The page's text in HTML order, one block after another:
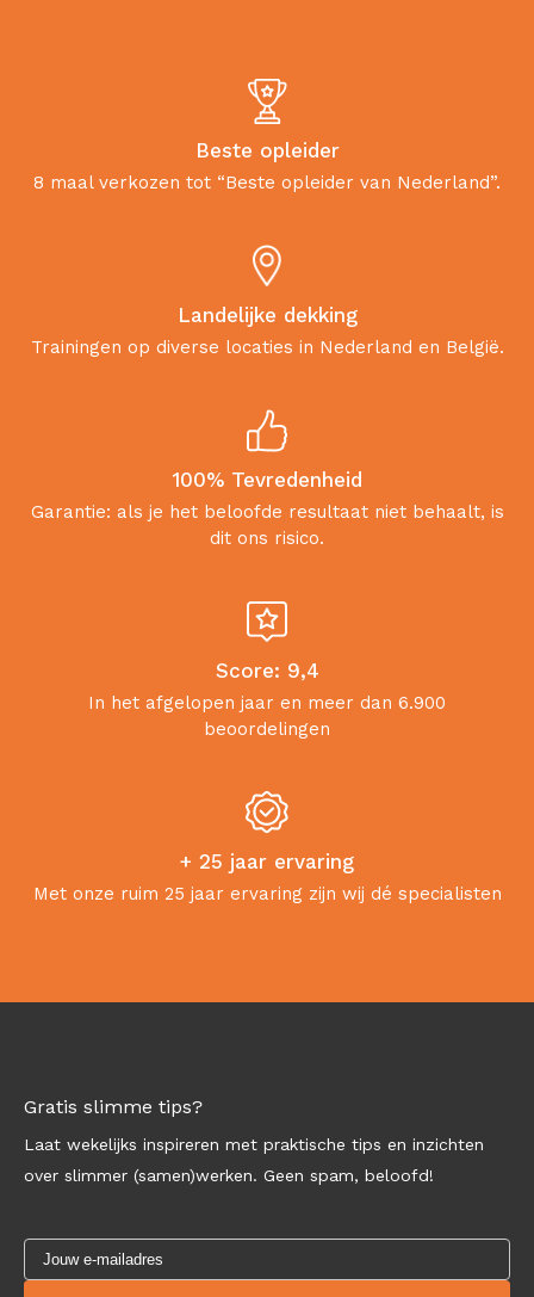
Beste opleider
8 maal verkozen tot “Beste opleider van Nederland”.
Landelijke dekking
Trainingen op diverse locaties in Nederland en België.
100% Tevredenheid
Garantie: als je het beloofde resultaat niet behaalt, is
dit ons risico.
Score: 9,4
In het afgelopen jaar en meer dan 6.900
beoordelingen
+ 25 jaar ervaring
Met onze ruim 25 jaar ervaring zijn wij dé specialisten
Gratis slimme tips?
Laat wekelijks inspireren met praktische tips en inzichten
over slimmer (samen)werken. Geen spam, beloofd!